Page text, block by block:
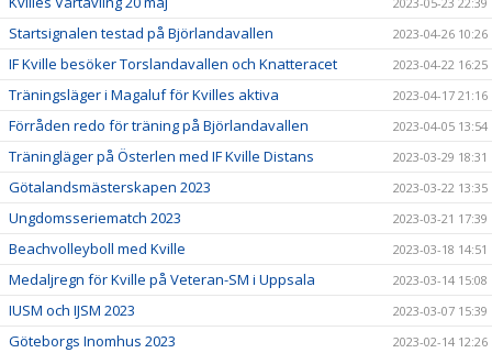
Startsignalen testad på Björlandavallen 2023-04-26 10:26
IF Kville besöker Torslandavallen och Knatteracet 2023-04-22 16:25
Träningsläger i Magaluf för Kvilles aktiva 2023-04-17 21:16
Förråden redo för träning på Björlandavallen 2023-04-05 13:54
Träningläger på Österlen med IF Kville Distans 2023-03-29 18:31
Götalandsmästerskapen 2023 2023-03-22 13:35
Ungdomsseriematch 2023 2023-03-21 17:39
Beachvolleyboll med Kville 2023-03-18 14:51
Medaljregn för Kville på Veteran-SM i Uppsala 2023-03-14 15:08
IUSM och IJSM 2023 2023-03-07 15:39
Göteborgs Inomhus 2023 2023-02-14 12:26